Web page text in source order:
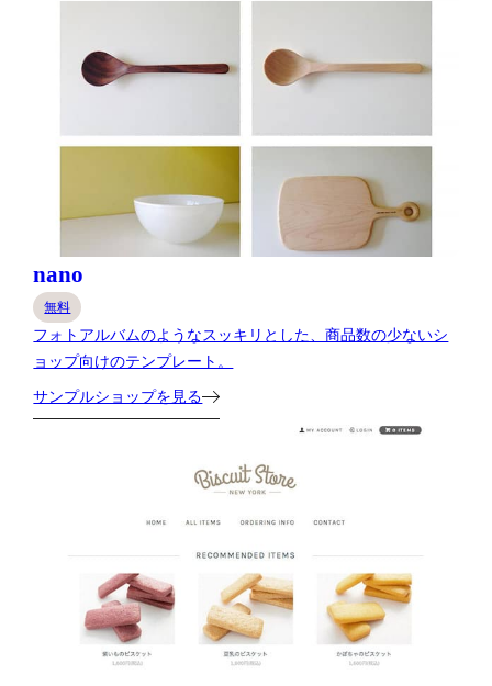
nano
無料
フォトアルバムのようなスッキリとした、商品数の少ないシ
ョップ向けのテンプレート。
サンプルショップを見る